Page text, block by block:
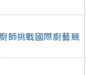
師挑戰國際廚藝競